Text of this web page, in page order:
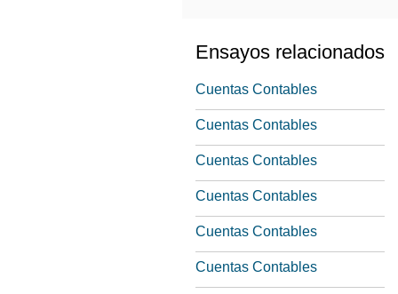
Ensayos relacionados
Cuentas Contables
Cuentas Contables
Cuentas Contables
Cuentas Contables
Cuentas Contables
Cuentas Contables